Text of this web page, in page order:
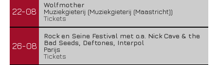
22-08
Wolfmother
Muziekgieterij (Muziekgieterij (Maastricht))
Tickets
26-08
Rock en Seine Festival met o.a. Nick Cave & the
Bad Seeds, Deftones, Interpol
Parijs
Tickets